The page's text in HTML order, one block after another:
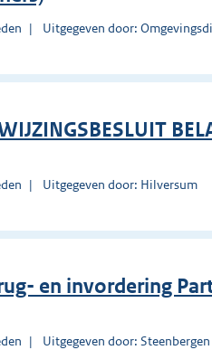
Uitgegeven door:
Uitgegeven door: Hilversum
en invordering
Uitgegeven door: Steenbergen